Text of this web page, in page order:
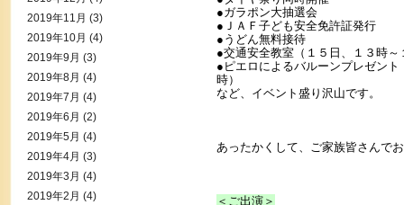
●ガラポン大抽選会
●ＪＡＦ子ども安全免許証発行
●うどん無料接待
●交通安全教室（１５日、１３時～
●ピエロによるバルーンプレゼン
時）
など、イベント盛り沢山です。
あったかくして、ご家族皆さんで
＜ご出演＞
2019年11月 (3)
2019年10月 (4)
2019年9月 (3)
2019年8月 (4)
2019年7月 (4)
2019年6月 (2)
2019年5月 (4)
2019年4月 (3)
2019年3月 (4)
2019年2月 (4)